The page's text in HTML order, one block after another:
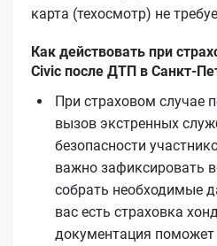
карта (техосмотр) не
Как действовать при
Civic после ДТП в Санкт-
При страховом случае
вызов экстренных
безопасности
важно зафиксировать
собрать необходимые
вас есть страховка
документация